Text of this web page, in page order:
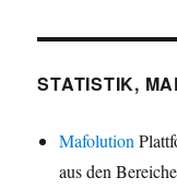
STATISTIK,
Mafolution
aus den